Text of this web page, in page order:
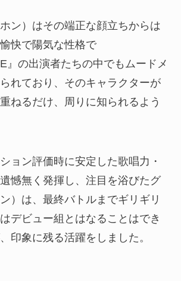
ン）はその端正な顔立ちからは
快で陽気な性格で
』の出演者たちの中でもムードメ
れており、そのキャラクターが
ねるだけ、周りに知られるよう
ョン評価時に安定した歌唱力・
憾無く発揮し、注目を浴びたグ
）は、最終バトルまでギリギリ
デビュー組とはなることはでき
印象に残る活躍をしました。